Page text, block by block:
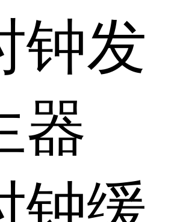
钟发
器